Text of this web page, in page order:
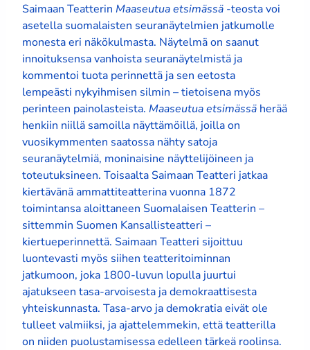
Saimaan TeatterinMaaseutua etsimässä -teosta voi
asetella suomalaisten seuranäytelmien jatkumolle
monesta eri näkökulmasta. Näytelmä on saanut
innoituksensa vanhoista seuranäytelmistä ja
kommentoi tuota perinnettä ja sen eetosta
lempeästi nykyihmisen silmin – tietoisena myös
perinteen painolasteista.Maaseutua etsimässä herää
henkiin niillä samoilla näyttämöillä, joilla on
vuosikymmenten saatossa nähty satoja
seuranäytelmiä, moninaisine näyttelijöineen ja
toteutuksineen. Toisaalta Saimaan Teatteri jatkaa
kiertävänä ammattiteatterina vuonna 1872
toimintansa aloittaneen Suomalaisen Teatterin –
sittemmin Suomen Kansallisteatteri –
kiertueperinnettä. Saimaan Teatteri sijoittuu
luontevasti myös siihen teatteritoiminnan
jatkumoon, joka 1800-luvun lopulla juurtui
ajatukseen tasa-arvoisesta ja demokraattisesta
yhteiskunnasta. Tasa-arvo ja demokratia eivät ole
tulleet valmiiksi, ja ajattelemmekin, että teatterilla
on niiden puolustamisessa edelleen tärkeä roolinsa.